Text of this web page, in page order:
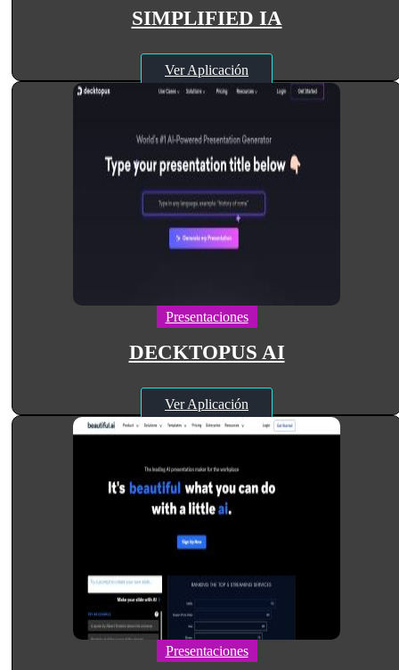
SIMPLIFIED IA
Ver Aplicación
Presentaciones
DECKTOPUS AI
Ver Aplicación
Presentaciones